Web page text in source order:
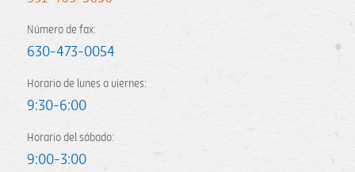
Número de fax:
630-473-0054
Horario de lunes a viernes:
9:30-6:00
Horario del sábado:
9:00-3:00